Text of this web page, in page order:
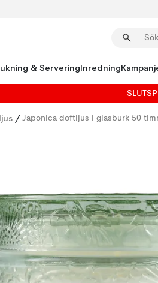
& ServeringInredning
/ Japonica doftljus i glasburk 50